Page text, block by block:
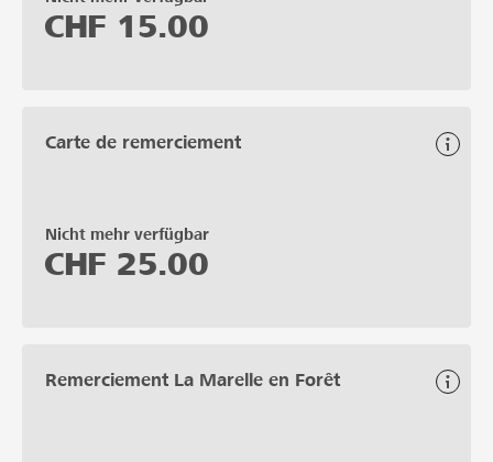
CHF 15.00
Carte de remerciement
Nicht mehr verfügbar
CHF 25.00
Remerciement La Marelle en Forêt